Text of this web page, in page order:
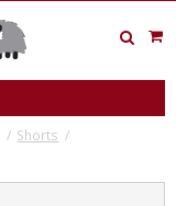
/ Shorts /